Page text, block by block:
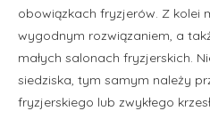
obowiązkach fryzjerów. Z kolei
wygodnym rozwiązaniem, a
małych salonach fryzjerskich.
siedziska, tym samym należy
fryzjerskiego lub zwykłego